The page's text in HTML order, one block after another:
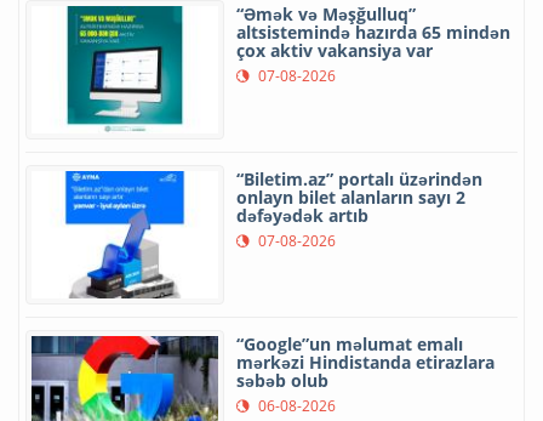
“Əmək və Məşğulluq”
altsistemində hazırda 65 mindən
çox aktiv vakansiya var
07-08-2026
“Biletim.az” portalı üzərindən
onlayn bilet alanların sayı 2
dəfəyədək artıb
07-08-2026
“Google”un məlumat emalı
mərkəzi Hindistanda etirazlara
səbəb olub
06-08-2026